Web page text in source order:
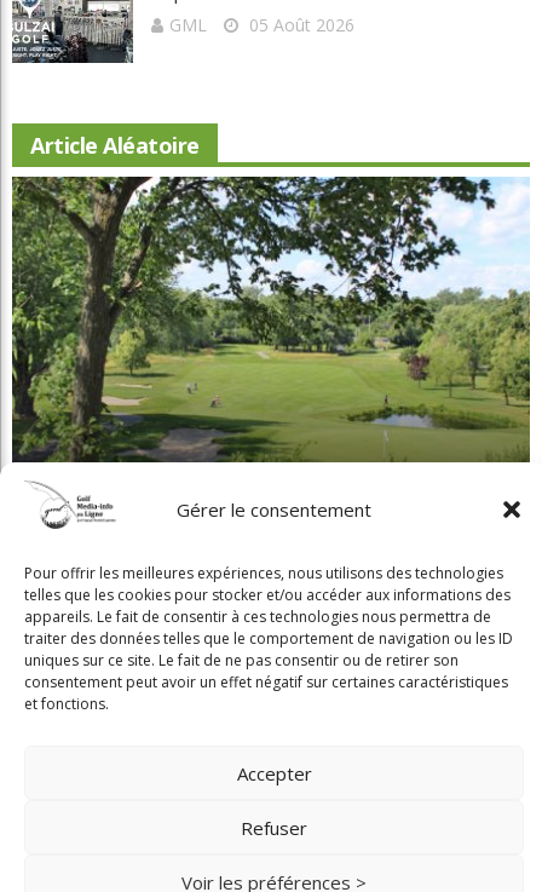
Gérer le consentement
Pour offrir les meilleures expériences, nous utilisons des technologies
telles que les cookies pour stocker et/ou accéder aux informations des
appareils. Le fait de consentir à ces technologies nous permettra de
traiter des données telles que le comportement de navigation ou les ID
uniques sur ce site. Le fait de ne pas consentir ou de retirer son
consentement peut avoir un effet négatif sur certaines caractéristiques
et fonctions.
Accepter
Refuser
Voir les préférences >
Article Aléatoire
Copyright © 2025 Golf Martial Lapointe. Tous droits réservés. Droits d'auteur
Politique de confidentialité
Toute reproduction de ce texte doit recevoir l'approbation de l'auteur.